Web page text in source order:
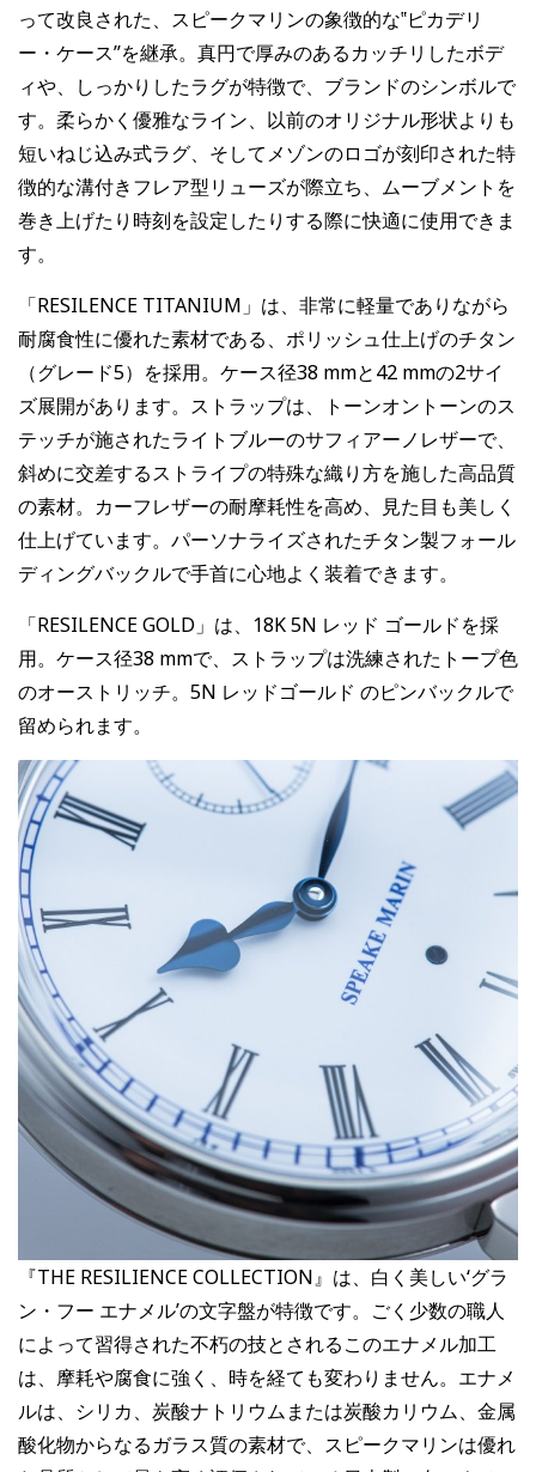
って改良された、スピークマリンの象徴的な‟ピカデリ
ー・ケース”を継承。真円で厚みのあるカッチリしたボデ
ィや、しっかりしたラグが特徴で、ブランドのシンボルで
す。柔らかく優雅なライン、以前のオリジナル形状よりも
短いねじ込み式ラグ、そしてメゾンのロゴが刻印された特
徴的な溝付きフレア型リューズが際立ち、ムーブメントを
巻き上げたり時刻を設定したりする際に快適に使用できま
す。
「RESILENCE TITANIUM」は、非常に軽量でありながら
耐腐食性に優れた素材である、ポリッシュ仕上げのチタン
（グレード5）を採用。ケース径38 mmと42 mmの2サイ
ズ展開があります。ストラップは、トーンオントーンのス
テッチが施されたライトブルーのサフィアーノレザーで、
斜めに交差するストライプの特殊な織り方を施した高品質
の素材。カーフレザーの耐摩耗性を高め、見た目も美しく
仕上げています。パーソナライズされたチタン製フォール
ディングバックルで手首に心地よく装着できます。
「RESILENCE GOLD」は、18K 5N レッド ゴールドを採
用。ケース径38 mmで、ストラップは洗練されたトープ色
のオーストリッチ。5N レッドゴールド のピンバックルで
留められます。
『THE RESILIENCE COLLECTION』は、白く美しい‘グラ
ン・フー エナメル’の文字盤が特徴です。ごく少数の職人
によって習得された不朽の技とされるこのエナメル加工
は、摩耗や腐食に強く、時を経ても変わりません。エナメ
ルは、シリカ、炭酸ナトリウムまたは炭酸カリウム、金属
酸化物からなるガラス質の素材で、スピークマリンは優れ